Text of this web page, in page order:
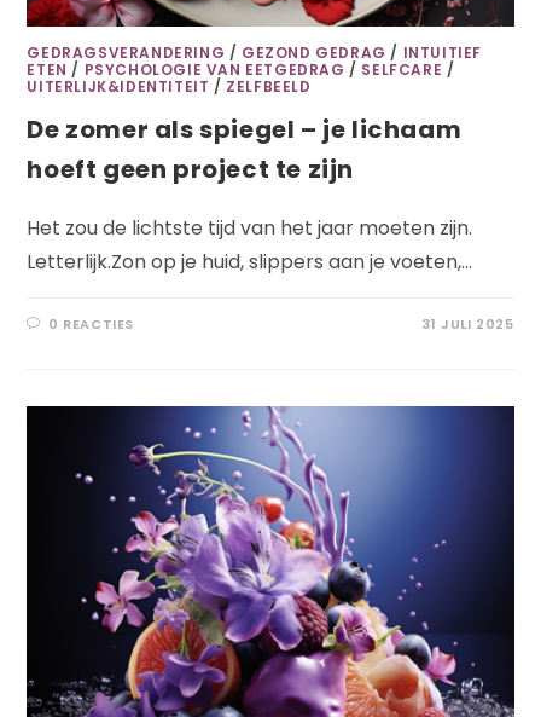
GEDRAGSVERANDERING / GEZOND GEDRAG / INTUITIEF
ETEN / PSYCHOLOGIE VAN EETGEDRAG / SELFCARE /
UITERLIJK&IDENTITEIT / ZELFBEELD
De zomer als spiegel – je lichaam
hoeft geen project te zijn
Het zou de lichtste tijd van het jaar moeten zijn.
Letterlijk.Zon op je huid, slippers aan je voeten,…
0 REACTIES 31 JULI 2025